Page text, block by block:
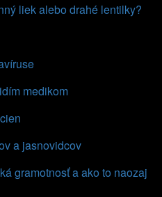
liek alebo drahé lentilky?
medikom
a jasnovidcov
gramotnosť a ako to naozaj